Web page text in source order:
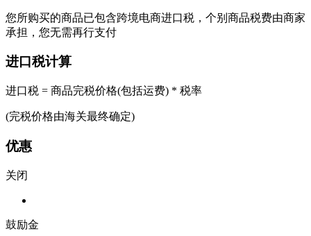
您所购买的商品已包含跨境电商进口税，个别商品税费由商家
承担，您无需再行支付
进口税计算
进口税 = 商品完税价格(包括运费) * 税率
(完税价格由海关最终确定)
优惠
关闭
鼓励金